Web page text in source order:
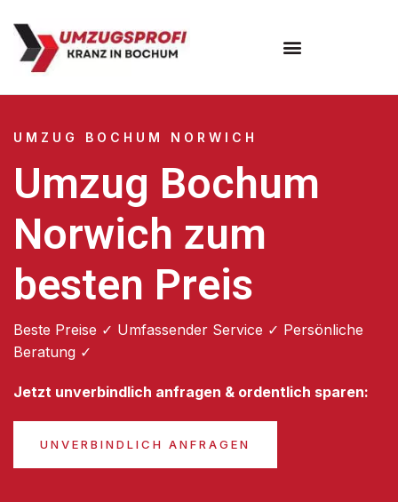
UMZUG BOCHUM NORWICH
Umzug Bochum
Norwich zum
besten Preis
Beste Preise ✓ Umfassender Service ✓ Persönliche
Beratung ✓
Jetzt unverbindlich anfragen & ordentlich sparen:
UNVERBINDLICH ANFRAGEN